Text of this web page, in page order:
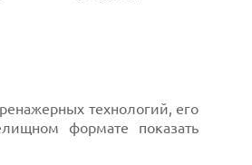
технологий, его
формате показать